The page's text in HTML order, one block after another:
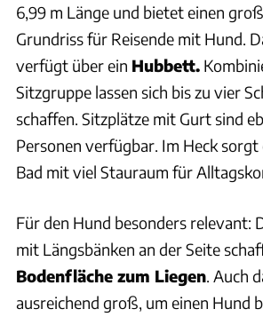
6,99 m Länge und bietet einen
Grundriss für Reisende mit Hund.
verfügt über ein Hubbett.
Sitzgruppe lassen sich bis zu vier
schaffen. Sitzplätze mit Gurt sind
Personen verfügbar. Im Heck
Bad mit viel Stauraum für
Für den Hund besonders relevant:
mit Längsbänken an der Seite
Bodenfläche zum Liegen. Auch
ausreichend groß, um einen Hund